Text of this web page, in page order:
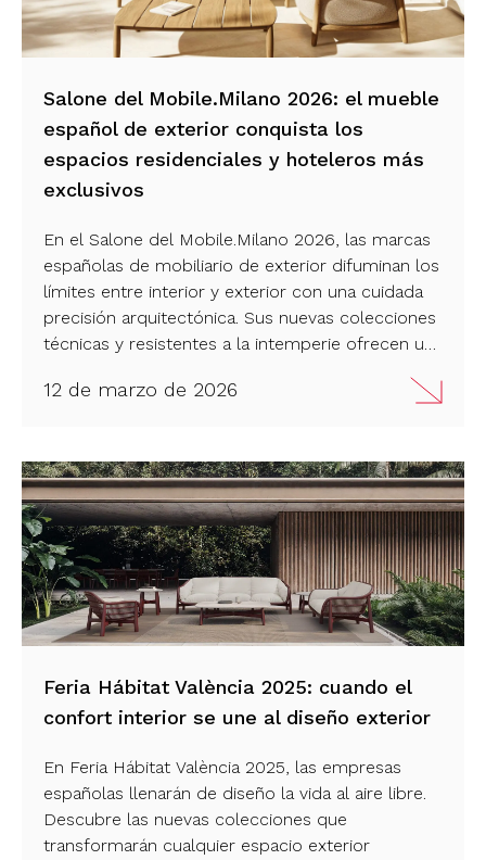
Salone del Mobile.Milano 2026: el mueble
español de exterior conquista los
espacios residenciales y hoteleros más
exclusivos
En el Salone del Mobile.Milano 2026, las marcas
españolas de mobiliario de exterior difuminan los
límites entre interior y exterior con una cuidada
precisión arquitectónica. Sus nuevas colecciones
técnicas y resistentes a la intemperie ofrecen un
proyectos internacionales de alta gama.
12 de marzo de 2026
Feria Hábitat València 2025: cuando el
confort interior se une al diseño exterior
En Feria Hábitat València 2025, las empresas
españolas llenarán de diseño la vida al aire libre.
Descubre las nuevas colecciones que
transformarán cualquier espacio exterior